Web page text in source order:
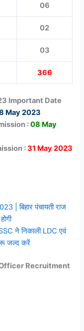
06
02
03
366
Important Date
May 2023
:08 May
:31 May 2023
| बिहार पंचायती राज
ने निकाली LDC एवं
जल्द करें
Recruitment